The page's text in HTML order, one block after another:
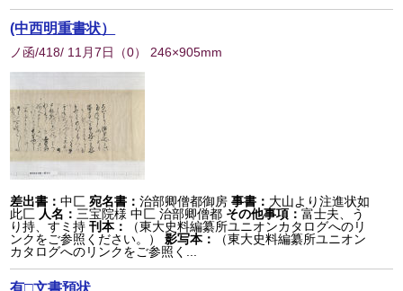
(中西明重書状）
ノ函/418/ 11月7日 （0） 246×905mm
差出書：中匚 宛名書：治部卿僧都御房 事書： 大山より注進状如
此匚 人名： 三宝院様 中匚 治部卿僧都 その他事項：富士夫、う
り持、すミ持 刊本：
（東大史料編纂所ユニオンカタログへのリ
ンクをご参照ください。）
影写本：
（東大史料編纂所ユニオン
カタログへのリンクをご参照く...
有□文書預状